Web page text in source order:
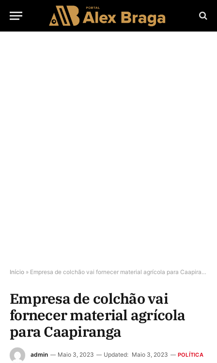
Início » Empresa de colchão vai fornecer material agrícola para Caapiranga
Empresa de colchão vai
fornecer material agrícola
para Caapiranga
admin Maio 3, 2023 Updated: Maio 3, 2023 POLÍTICA